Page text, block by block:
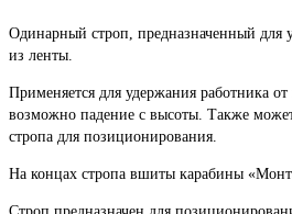
Одинарный строп, предназначенный для
из ленты.
Применяется для удержания работника
возможно падение с высоты. Также может
стропа для позиционирования.
На концах стропа вшиты карабины